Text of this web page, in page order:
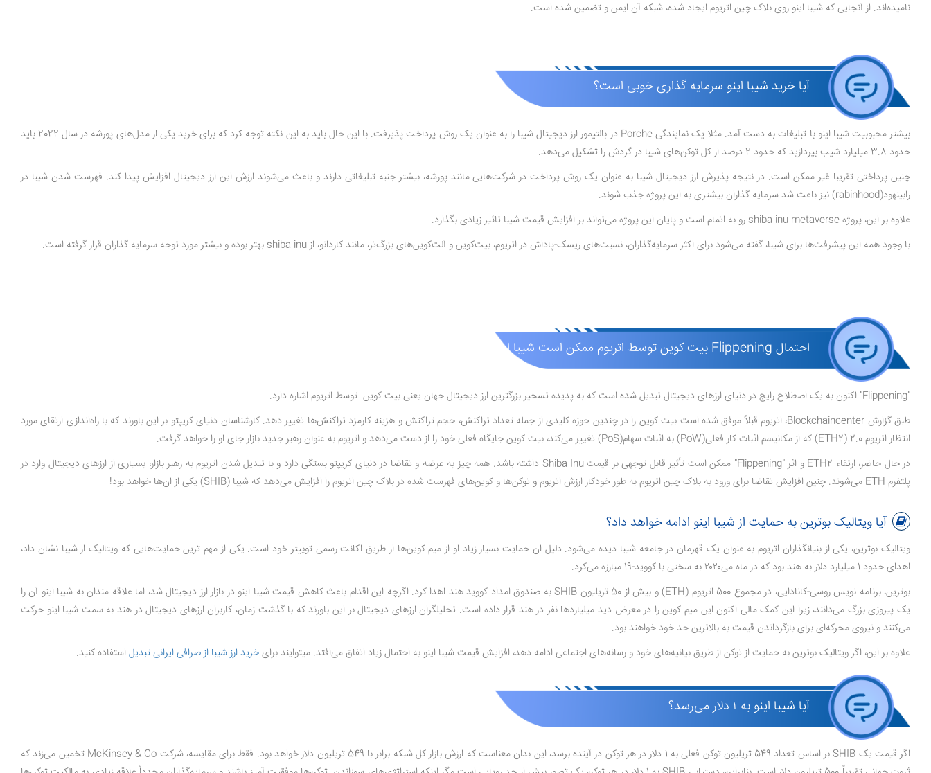
نامیده‌اند. از آنجایی که شیبا اینو روی بلاک چین اتریوم ایجاد شده، شبکه آن ایمن و تضمین شده است.
آیا خرید شیبا اینو سرمایه گذاری خوبی است؟
بیشتر محبوبیت شیبا اینو با تبلیغات به دست آمد. مثلا یک نمایندگی Porche در بالتیمور ارز دیجیتال شیبا را به عنوان یک روش پرداخت پذیرفت. با این حال باید به این نکته توجه کرد که برای خرید یکی از مدل‌های پورشه در سال 2022 باید
حدود 3.8 میلیارد شیب بپردازید که حدود 2 درصد از کل توکن‌های شیبا در گردش را تشکیل می‌دهد.
چنین پرداختی تقریبا غیر ممکن است. در نتیجه پذیرش ارز دیجیتال شیبا به عنوان یک روش پرداخت در شرکت‌هایی مانند پورشه، بیشتر جنبه تبلیغاتی دارند و باعث می‌شوند ارزش این ارز دیجیتال افزایش پیدا کند. فهرست شدن شیبا در
رابینهود(rabinhood) نیز باعث شد سرمایه گذاران بیشتری به این پروژه جذب شوند.
علاوه بر این، پروژه shiba inu metaverse رو به اتمام است و پایان این پروژه می‌تواند بر افزایش قیمت شیبا تاثیر زیادی بگذارد.
با وجود همه این پیشرفت‌ها برای شیبا، گفته می‌شود برای اکثر سرمایه‌گذاران، نسبت‌های ریسک-پاداش در اتریوم، بیت‌کوین و آلت‌کوین‌های بزرگ‌تر، مانند کاردانو، از shiba inu بهتر بوده و بیشتر مورد توجه سرمایه گذاران قرار گرفته است.
احتمال Flippening بیت کوین توسط اتریوم ممکن است شیبا اینو را تحت تاثیر قرار دهد
"Flippening" اکنون به یک اصطلاح رایج در دنیای ارزهای دیجیتال تبدیل شده است که به پدیده تسخیر بزرگترین ارز دیجیتال جهان یعنی بیت کوین توسط اتریوم اشاره دارد.
طبق گزارش Blockchaincenter، اتریوم قبلاً موفق شده است بیت کوین را در چندین حوزه کلیدی از جمله تعداد تراکنش، حجم تراکنش و هزینه کارمزد تراکنش‌ها تغییر دهد. کارشناسان دنیای کریپتو بر این باورند که با راه‌اندازی ارتقای مورد
انتظار اتریوم 2.0 (ETH2) که از مکانیسم اثبات کار فعلی(PoW) به اثبات سهام(PoS) تغییر می‌کند، بیت کوین جایگاه فعلی خود را از دست می‌دهد و اتریوم به عنوان رهبر جدید بازار جای او را خواهد گرفت.
در حال حاضر، ارتقاء ETH2 و اثر "Flippening" ممکن است تأثیر قابل توجهی بر قیمت Shiba Inu داشته باشد. همه چیز به عرضه و تقاضا در دنیای کریپتو بستگی دارد و با تبدیل شدن اتریوم به رهبر بازار، بسیاری از ارزهای دیجیتال وارد در
پلتفرم ETH می‌شوند. چنین افزایش تقاضا برای ورود به بلاک چین اتریوم به طور خودکار ارزش اتریوم و توکن‌ها و کوین‌های فهرست شده در بلاک چین اتریوم را افزایش می‌دهد که شیبا (SHIB) یکی از ان‌ها خواهد بود!
آیا ویتالیک بوترین به حمایت از شیبا اینو ادامه خواهد داد؟
ویتالیک بوترین، یکی از بنیانگذاران اتریوم به عنوان یک قهرمان در جامعه شیبا دیده می‌شود. دلیل ان حمایت بسیار زیاد او از میم کوین‌ها از طریق اکانت رسمی توییتر خود است. یکی از مهم ترین حمایت‌هایی که ویتالیک از شیبا نشان داد،
اهدای حدود 1 میلیارد دلار به هند بود که در ماه می‌۲۰۲۰ به سختی با کووید-19 مبارزه می‌کرد.
بوترین، برنامه نویس روسی-کانادایی، در مجموع 500 اتریوم (ETH) و بیش از 50 تریلیون SHIB به صندوق امداد کووید هند اهدا کرد. اگرچه این اقدام باعث کاهش قیمت شیبا اینو در بازار ارز دیجیتال شد، اما علاقه مندان به شیبا اینو آن را
یک پیروزی بزرگ می‌دانند، زیرا این کمک مالی اکنون این میم کوین را در معرض دید میلیاردها نفر در هند قرار داده است. تحلیلگران ارزهای دیجیتال بر این باورند که با گذشت زمان، کاربران ارزهای دیجیتال در هند به سمت شیبا اینو حرکت
می‌کنند و نیروی محرکه‌ای برای بازگرداندن قیمت به بالاترین حد خود خواهند بود.
علاوه بر این، اگر ویتالیک بوترین به حمایت از توکن از طریق بیانیه‌های خود و رسانه‌های اجتماعی ادامه دهد، افزایش قیمت شیبا اینو به احتمال زیاد اتفاق می‌افتد. میتوایند برایخرید ارز شیبا از صرافی ایرانی تبدیل استفاده کنید.
آیا شیبا اینو به ۱ دلار می‌رسد؟
اگر قیمت یک SHIB بر اساس تعداد 549 تریلیون توکن فعلی به 1 دلار در هر توکن در آینده برسد، این بدان معناست که ارزش بازار کل شبکه برابر با 549 تریلیون دلار خواهد بود. فقط برای مقایسه، شرکت McKinsey & Co تخمین می‌زند که